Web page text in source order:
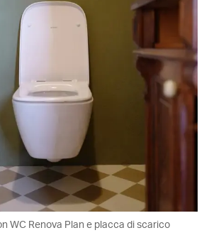
WC Renova Plan e placca di scarico